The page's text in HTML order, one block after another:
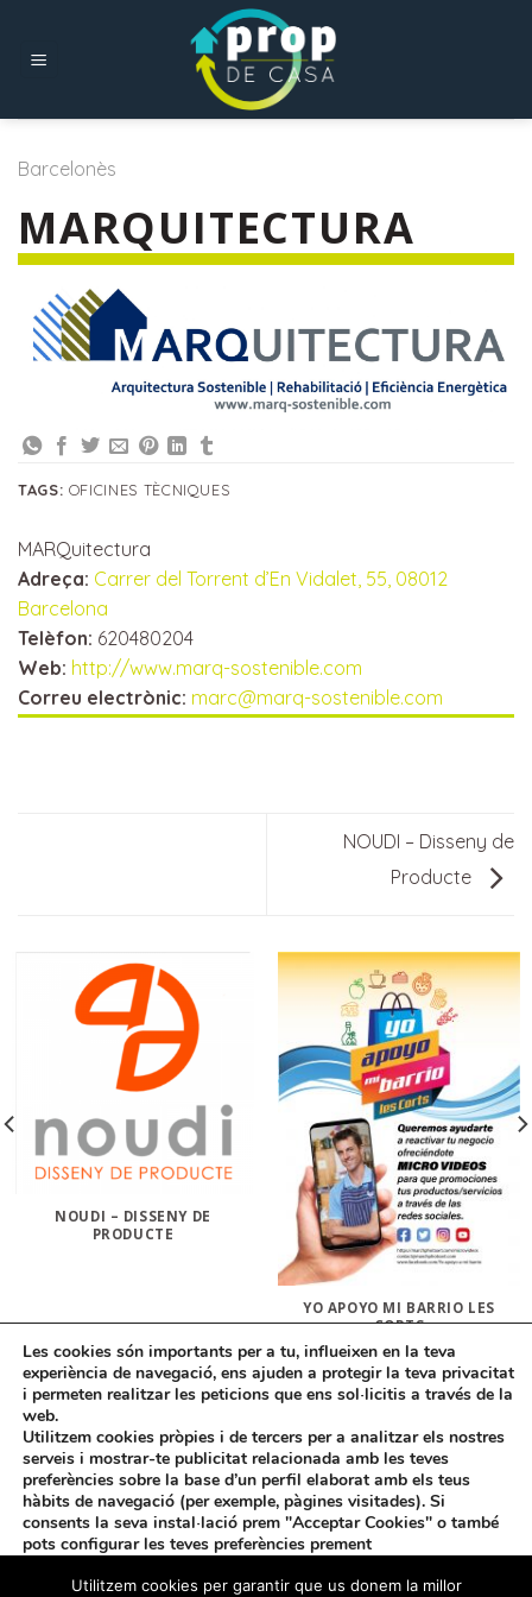
content
Barcelonès
MARQUITECTURA
TAGS: OFICINES TÈCNIQUES
MARQuitectura
Adreça: Carrer del Torrent d’En Vidalet, 55, 08012
Barcelona
Telèfon: 620480204
Web: http://www.marq-sostenible.com
Correu electrònic: marc@marq-sostenible.com
NOUDI – Disseny de
Producte
NOUDI – DISSENY DE
PRODUCTE
YO APOYO MI BARRIO LES
CORTS
INICI FORMA’N PART DOCUMENTACIÓ
POLÍTICA DE GALETES
POLÍTICA DE PRIVACITAT
Les cookies són importants per a tu, influeixen en la teva
experiència de navegació, ens ajuden a protegir la teva privacitat
i permeten realitzar les peticions que ens sol·licitis a través de la
web.
Utilitzem cookies pròpies i de tercers per a analitzar els nostres
serveis i mostrar-te publicitat relacionada amb les teves
preferències sobre la base d’un perfil elaborat amb els teus
hàbits de navegació (per exemple, pàgines visitades). Si
consents la seva instal·lació prem "Acceptar Cookies" o també
pots configurar les teves preferències prement
"Configurar Cookies"
. Més informació a la nostra " Política de
Utilitzem cookies per garantir que us donem la millor